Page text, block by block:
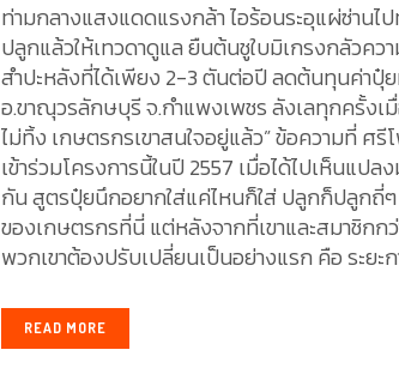
ท่ามกลางแสงแดดแรงกล้า ไอร้อนระอุแผ่ซ่าน
ปลูกแล้วให้เทวดาดูแล ยืนต้นชูใบมิเกรงกลัวค
สำปะหลังที่ได้เพียง 2-3 ตันต่อปี ลดต้นทุนค่าปุ๋
อ.ขาณุวรลักษบุรี จ.กำแพงเพชร ลังเลทุกครั้งเ
ไม่ทิ้ง เกษตรกรเขาสนใจอยู่แล้ว” ข้อความที่ ศ
เข้าร่วมโครงการนี้ในปี 2557 เมื่อได้ไปเห็นแ
กัน สูตรปุ๋ยนึกอยากใส่แค่ไหนก็ใส่ ปลูกก็ปลูกถี่ๆ
ของเกษตรกรที่นี่ แต่หลังจากที่เขาและสมาชิกก
พวกเขาต้องปรับเปลี่ยนเป็นอย่างแรก คือ ระยะ
READ MORE